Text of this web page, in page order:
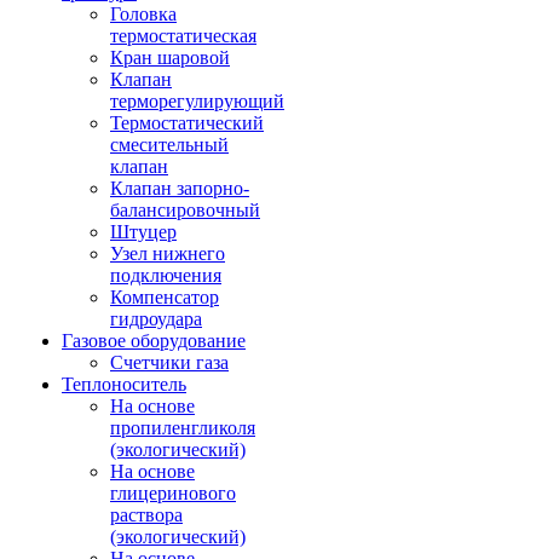
Головка
термостатическая
Кран шаровой
Клапан
терморегулирующий
Термостатический
смесительный
клапан
Клапан запорно-
балансировочный
Штуцер
Узел нижнего
подключения
Компенсатор
гидроудара
Газовое оборудование
Счетчики газа
Теплоноситель
На основе
пропиленгликоля
(экологический)
На основе
глицеринового
раствора
(экологический)